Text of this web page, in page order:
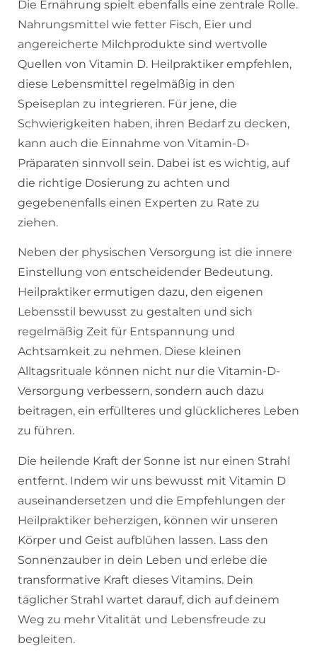
Die Ernährung spielt ebenfalls eine zentrale Rolle.
Nahrungsmittel wie fetter Fisch, Eier und
angereicherte Milchprodukte sind wertvolle
Quellen von Vitamin D. Heilpraktiker empfehlen,
diese Lebensmittel regelmäßig in den
Speiseplan zu integrieren. Für jene, die
Schwierigkeiten haben, ihren Bedarf zu decken,
kann auch die Einnahme von Vitamin-D-
Präparaten sinnvoll sein. Dabei ist es wichtig, auf
die richtige Dosierung zu achten und
gegebenenfalls einen Experten zu Rate zu
ziehen.
Neben der physischen Versorgung ist die innere
Einstellung von entscheidender Bedeutung.
Heilpraktiker ermutigen dazu, den eigenen
Lebensstil bewusst zu gestalten und sich
regelmäßig Zeit für Entspannung und
Achtsamkeit zu nehmen. Diese kleinen
Alltagsrituale können nicht nur die Vitamin-D-
Versorgung verbessern, sondern auch dazu
beitragen, ein erfüllteres und glücklicheres Leben
zu führen.
Die heilende Kraft der Sonne ist nur einen Strahl
entfernt. Indem wir uns bewusst mit Vitamin D
auseinandersetzen und die Empfehlungen der
Heilpraktiker beherzigen, können wir unseren
Körper und Geist aufblühen lassen. Lass den
Sonnenzauber in dein Leben und erlebe die
transformative Kraft dieses Vitamins. Dein
täglicher Strahl wartet darauf, dich auf deinem
Weg zu mehr Vitalität und Lebensfreude zu
begleiten.